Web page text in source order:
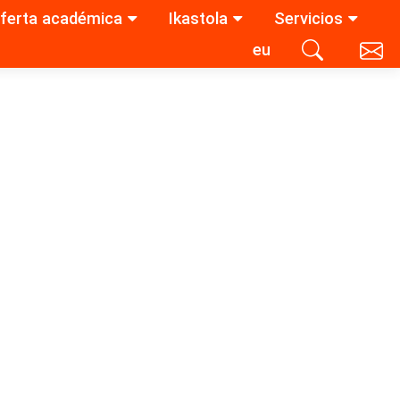
académica Ikastola
Servicios
eu
Buscar
Contacta con nosotros